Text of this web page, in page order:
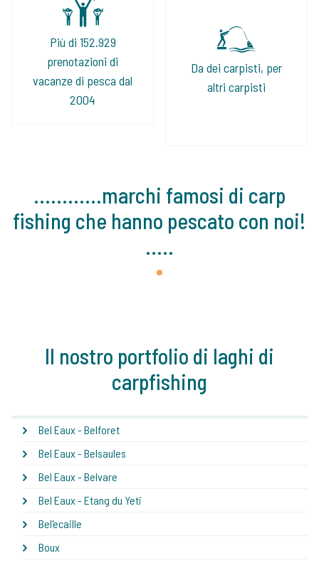
Più di 152.929
prenotazioni di
vacanze di pesca dal
2004
Da dei carpisti, per
altri carpisti
............marchi famosi di carp
fishing che hanno pescato con noi!
.....
1
Il nostro portfolio di laghi di
carpfishing
Bel Eaux - Belforet
Bel Eaux - Belsaules
Bel Eaux - Belvare
Bel Eaux - Etang du Yeti
Bel'ecaille
Boux